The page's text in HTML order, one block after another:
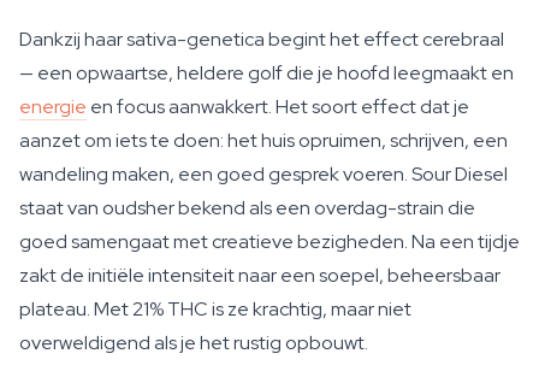
Dankzij haar sativa-genetica begint het effect cerebraal
— een opwaartse, heldere golf die je hoofd leegmaakt en
energie en focus aanwakkert. Het soort effect dat je
aanzet om iets te doen: het huis opruimen, schrijven, een
wandeling maken, een goed gesprek voeren. Sour Diesel
staat van oudsher bekend als een overdag-strain die
goed samengaat met creatieve bezigheden. Na een tijdje
zakt de initiële intensiteit naar een soepel, beheersbaar
plateau. Met 21% THC is ze krachtig, maar niet
overweldigend als je het rustig opbouwt.